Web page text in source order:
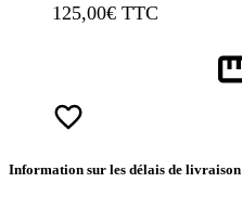
125,00€ TTC
Information sur les délais de livraison